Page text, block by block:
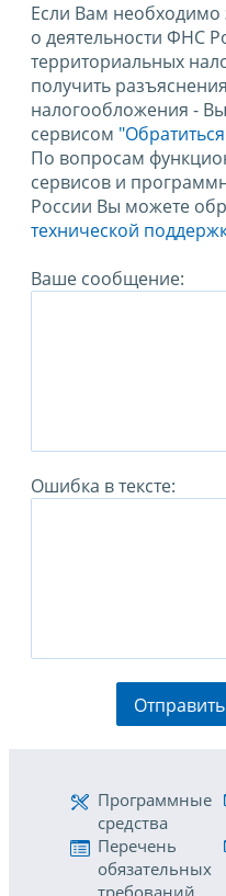
Если Вам необходимо
о деятельности ФНС
территориальных
получить
налогообложения -
сервисом
По вопросам
сервисов и
России Вы можете
технической
Ваше сообщение:
Ошибка в тексте:
Отправить
Программные
средства
Перечень
обязательных